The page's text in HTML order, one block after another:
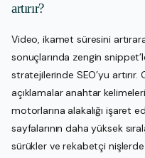
artırır?
Video, ikamet süresini
sonuçlarında zengin
stratejilerinde SEO’yu
açıklamalar anahtar
motorlarına alakalığı işaret
sayfalarının daha yüksek
sürükler ve rekabetçi